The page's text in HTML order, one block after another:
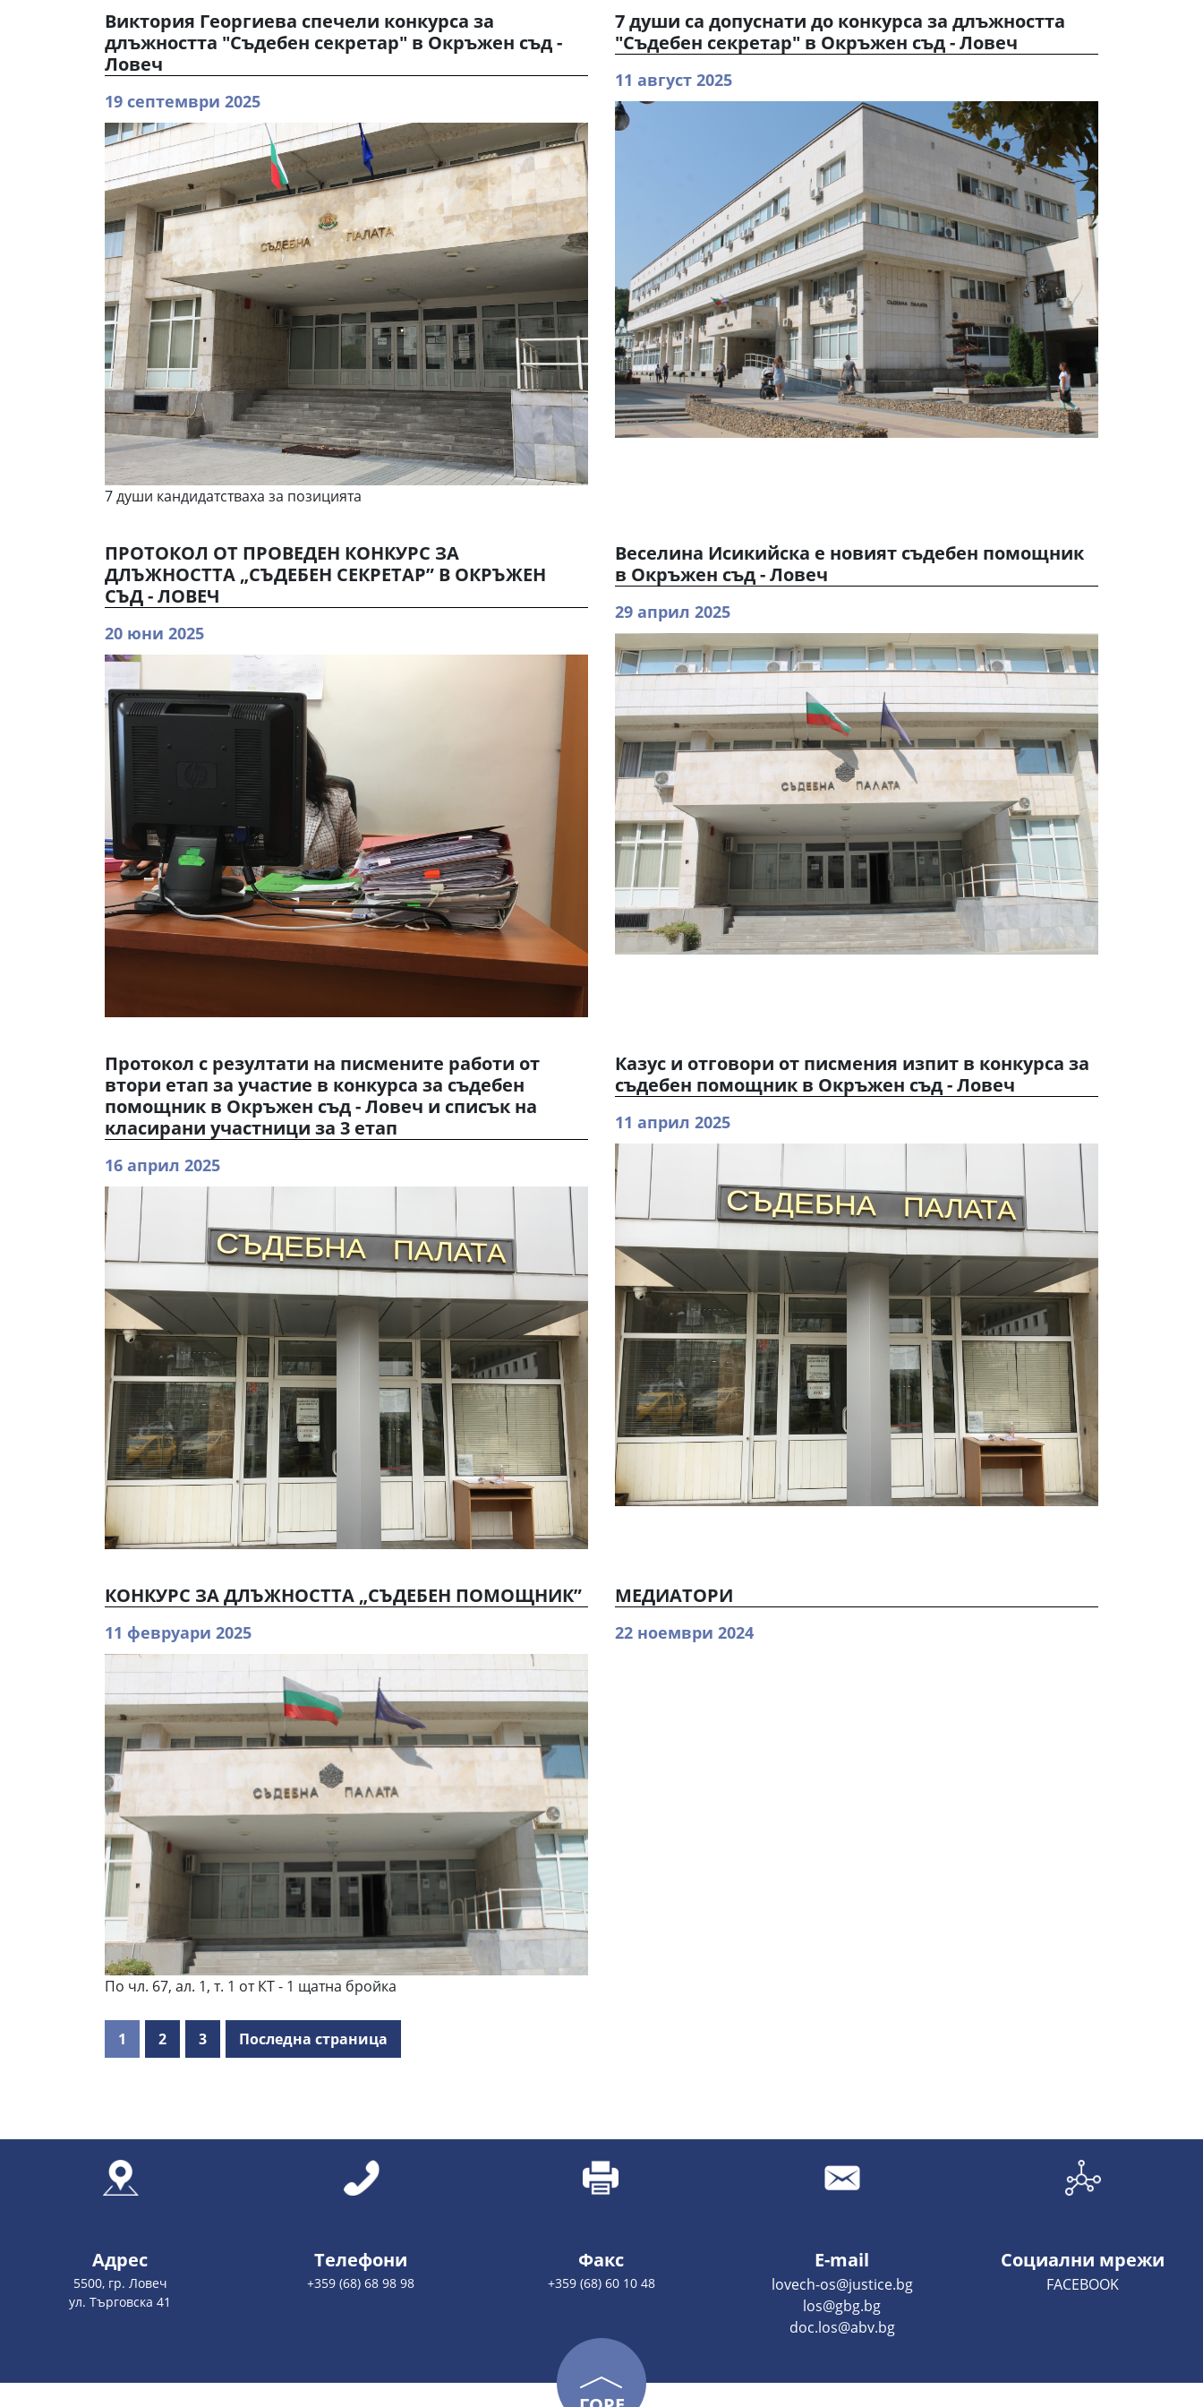
Виктория Георгиева спечели конкурса за
длъжността "Съдебен секретар" в Окръжен съд -
Ловеч
19 септември 2025
7 души кандидатстваха за позицията
7 души са допуснати до конкурса за длъжността
"Съдебен секретар" в Окръжен съд - Ловеч
11 август 2025
ПРОТОКОЛ ОТ ПРОВЕДЕН КОНКУРС ЗА
ДЛЪЖНОСТТА „СЪДЕБЕН СЕКРЕТАР” В ОКРЪЖЕН
СЪД - ЛОВЕЧ
20 юни 2025
Веселина Исикийска е новият съдебен помощник
в Окръжен съд - Ловеч
29 април 2025
Протокол с резултати на писмените работи от
втори етап за участие в конкурса за съдебен
помощник в Окръжен съд - Ловеч и списък на
класирани участници за 3 етап
16 април 2025
Казус и отговори от писмения изпит в конкурса за
съдебен помощник в Окръжен съд - Ловеч
11 април 2025
КОНКУРС ЗА ДЛЪЖНОСТТА „СЪДЕБЕН ПОМОЩНИК”
11 февруари 2025
По чл. 67, ал. 1, т. 1 от КТ - 1 щатна бройка
МЕДИАТОРИ
22 ноември 2024
1 2 3 Последна страница
Адрес
5500, гр. Ловеч
ул. Търговска 41
Телефони
+359 (68) 68 98 98
Факс
+359 (68) 60 10 48
E-mail
lovech-os@justice.bg
los@gbg.bg
doc.los@abv.bg
Социални мрежи
FACEBOOK